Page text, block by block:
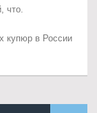
что.
купюр в России